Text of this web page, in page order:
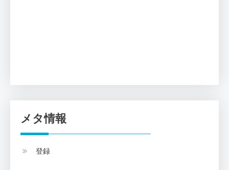
メタ情報
登録